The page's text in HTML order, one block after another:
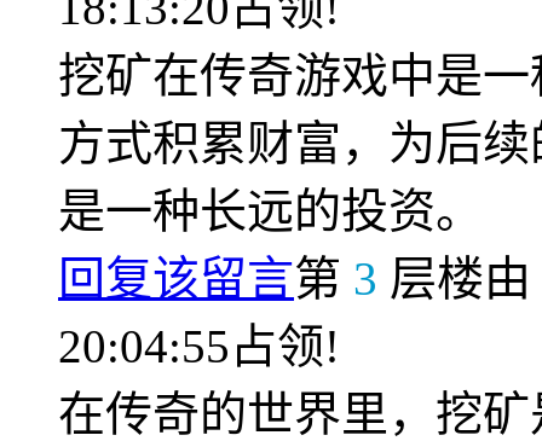
挖矿在传奇游戏中是
方式积累财富，为后
是一种长远的投资。
回复该留言第 3 层楼由
20:04:55占领!
在传奇的世界里，挖